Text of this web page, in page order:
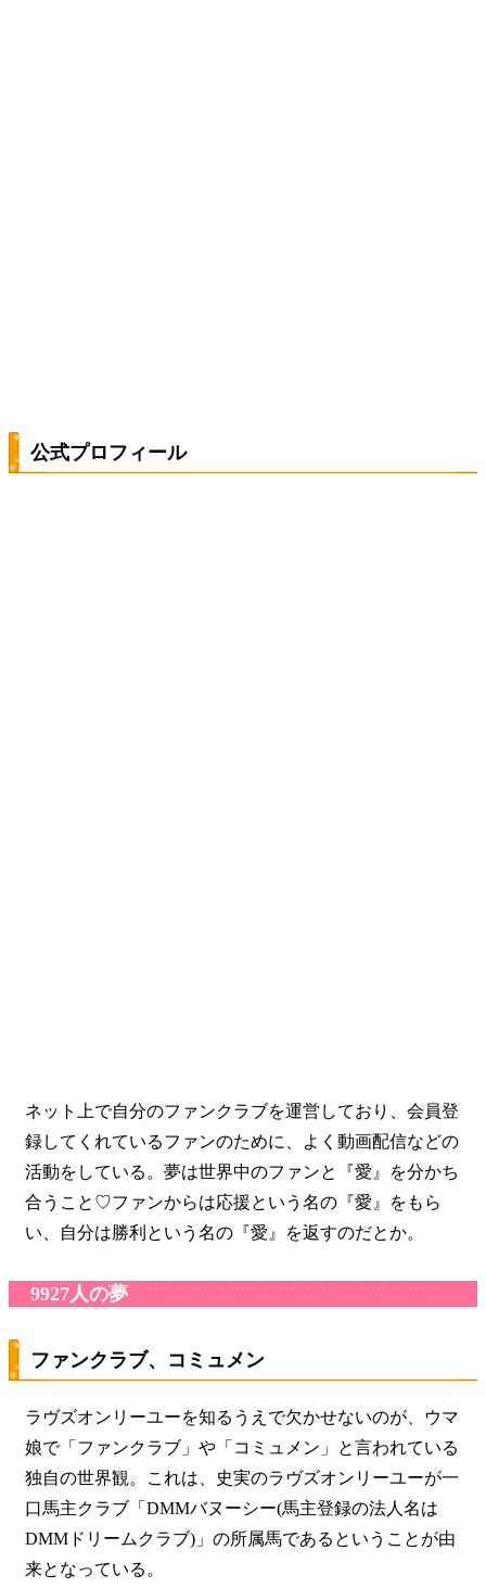
公式プロフィール
ネット上で自分のファンクラブを運営しており、会員登
録してくれているファンのために、よく動画配信などの
活動をしている。夢は世界中のファンと『愛』を分かち
合うこと♡ファンからは応援という名の『愛』をもら
い、自分は勝利という名の『愛』を返すのだとか。
9927人の夢
ファンクラブ、コミュメン
ラヴズオンリーユーを知るうえで欠かせないのが、ウマ
娘で「ファンクラブ」や「コミュメン」と言われている
独自の世界観。これは、史実のラヴズオンリーユーが一
口馬主クラブ「DMMバヌーシー(馬主登録の法人名は
DMMドリームクラブ)」の所属馬であるということが由
来となっている。